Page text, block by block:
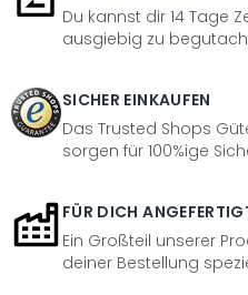
Du kannst dir 14 Tage
ausgiebig zu
SICHER EINKAUFEN
Das Trusted Shops
sorgen für 100%ige
FÜR DICH
Ein Großteil unserer
deiner Bestellung